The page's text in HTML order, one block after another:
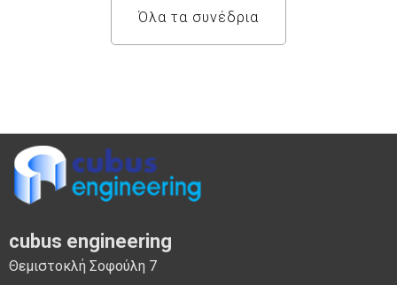
Όλα τα συνέδρια
cubus engineering
Θεμιστοκλή Σοφούλη 7